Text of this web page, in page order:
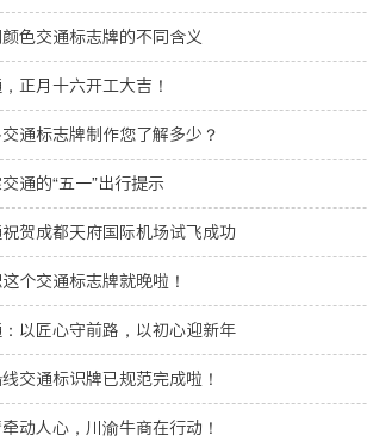
色交通标志牌的不同含义
正月十六开工大吉！
通标志牌制作您了解多少？
通的“五一”出行提示
贺成都天府国际机场试飞成功
个交通标志牌就晚啦！
以匠心守前路，以初心迎新年
交通标识牌已规范完成啦！
动人心，川渝牛商在行动！